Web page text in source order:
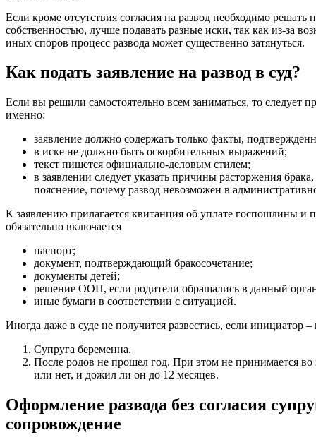
Если кроме отсутствия согласия на развод необходимо решать
собственностью, лучше подавать разные иски, так как из-за
иных споров процесс развода может существенно затянуться.
Как подать заявление на развод в суд?
Если вы решили самостоятельно всем заниматься, то следует
именно:
заявление должно содержать только факты,
в иске не должно быть оскорбительных выражений;
текст пишется официально-деловым стилем;
в заявлении следует указать причины расторжения
пояснение, почему развод невозможен в
К заявлению прилагается квитанция об уплате госпошлины и
обязательно включается
паспорт;
документ, подтверждающий бракосочетание;
документы детей;
решение ООП, если родители обращались в данный
иные бумаги в соответствии с ситуацией.
Иногда даже в суде не получится развестись, если инициатор
Супруга беременна.
После родов не прошел год. При этом не принимается
или нет, и дожил ли он до 12 месяцев.
Оформление развода без согласия
сопровождение